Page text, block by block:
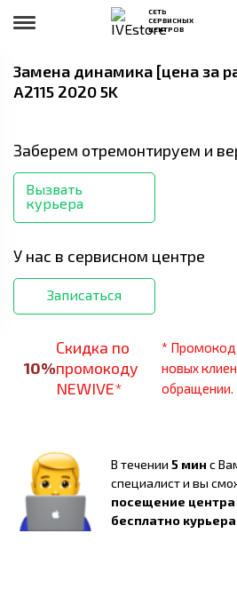
СЕТЬ
СЕРВИСНЫХ
ЦЕНТРОВ
Замена динамика [цена за
A2115 2020 5K
Заберем отремонтируем и
Вызвать
курьера
У нас в сервисном центре
Записаться
10%
Скидка по
промокоду
NEWIVE*
* Промокод
новых
обращении.
В течении 5 мин с
специалист и вы
посещение центра
бесплатно курьера